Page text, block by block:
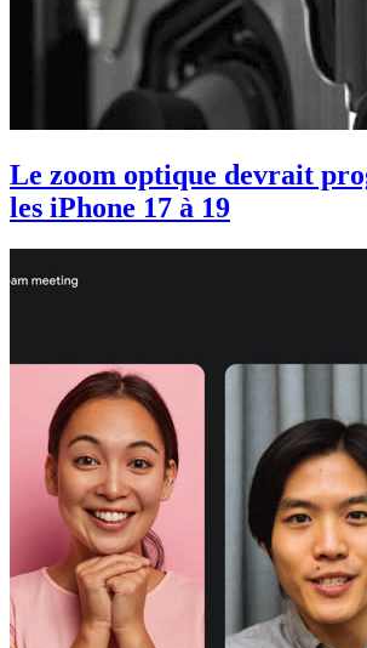
Le zoom optique devrait
les iPhone 17 à 19